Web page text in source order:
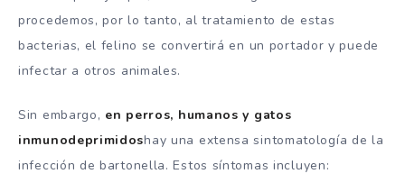
procedemos, por lo tanto, al tratamiento de estas
bacterias, el felino se convertirá en un portador y puede
infectar a otros animales.
Sin embargo, en perros, humanos y gatos
inmunodeprimidoshay una extensa sintomatología de la
infección de bartonella. Estos síntomas incluyen: